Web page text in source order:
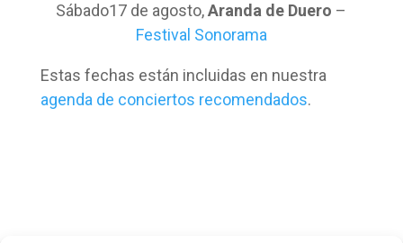
Sábado17 de agosto,Aranda de Duero –
Festival Sonorama
Estas fechas están incluidas en nuestra
agenda de conciertos recomendados.